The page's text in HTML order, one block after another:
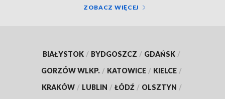
ZOBACZ WIĘCEJ
BIAŁYSTOK / BYDGOSZCZ / GDAŃSK /
GORZÓW WLKP. / KATOWICE / KIELCE /
KRAKÓW / LUBLIN / ŁÓDŹ / OLSZTYN /